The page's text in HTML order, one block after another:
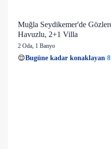
Muğla Seydikemer'de
Havuzlu, 2+1 Villa
2 Oda, 1 Banyo
👀Son 1 saatte33 kişi